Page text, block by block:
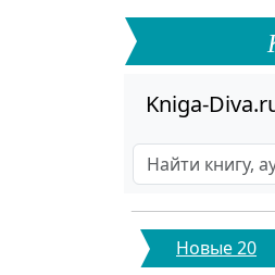
Kniga-
Новые 20